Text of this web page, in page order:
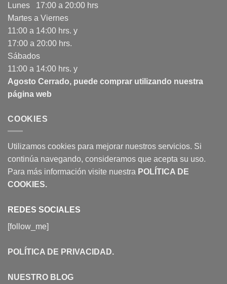
Lunes 17:00 a 20:00 hrs
Martes a Viernes
11:00 a 14:00 hrs. y
17:00 a 20:00 hrs.
Sábados
11:00 a 14:00 hrs. y
Agosto Cerrado, puede comprar utilizando nuestra
página web
COOKIES
Utilizamos cookies para mejorar nuestros servicios. Si
continúa navegando, consideramos que acepta su uso.
Para más información visite nuestra POLÍTICA DE
COOKIES.
REDES SOCIALES
[follow_me]
POLÍTICA DE PRIVACIDAD.
NUESTRO BLOG